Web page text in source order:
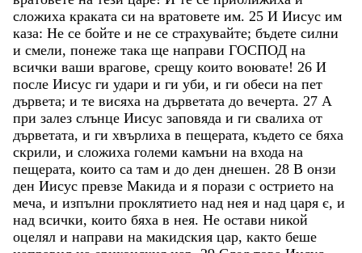
сложиха краката си на вратовете им. 25 И Иисус им
каза: Не се бойте и не се страхувайте; бъдете силни
и смели, понеже така ще направи ГОСПОД на
всички ваши врагове, срещу които воювате! 26 И
после Иисус ги удари и ги уби, и ги обеси на пет
дървета; и те висяха на дърветата до вечерта. 27 А
при залез слънце Иисус заповяда и ги свалиха от
дърветата, и ги хвърлиха в пещерата, където се бяха
скрили, и сложиха големи камъни на входа на
пещерата, които са там и до ден днешен. 28 В онзи
ден Иисус превзе Макида и я порази с острието на
меча, и изпълни проклятието над нея и над царя є, и
над всички, които бяха в нея. Не остави никой
оцелял и направи на макидския цар, както беше